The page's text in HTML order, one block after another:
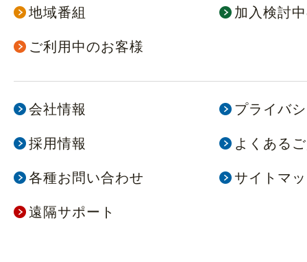
地域番組 加入検討
ご利用中のお客様
会社情報 プライバ
採用情報 よくある
各種お問い合わせ サイトマ
遠隔サポート